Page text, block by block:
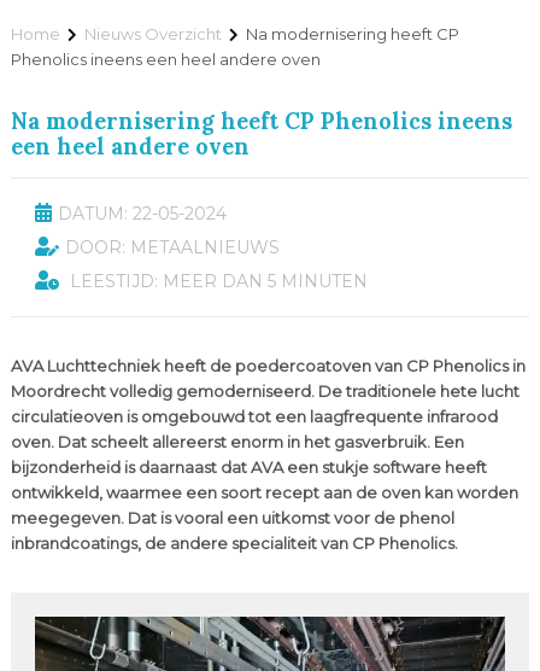
Home Nieuws Overzicht
Na modernisering heeft CP
Phenolics ineens een heel andere oven
Na modernisering heeft CP Phenolics ineens
een heel andere oven
DATUM: 22-05-2024
DOOR: METAALNIEUWS
LEESTIJD: MEER DAN 5 MINUTEN
AVA Luchttechniek heeft de poedercoatoven van CP Phenolics in
Moordrecht volledig gemoderniseerd. De traditionele hete lucht
circulatieoven is omgebouwd tot een laagfrequente infrarood
oven. Dat scheelt allereerst enorm in het gasverbruik. Een
bijzonderheid is daarnaast dat AVA een stukje software heeft
ontwikkeld, waarmee een soort recept aan de oven kan worden
meegegeven. Dat is vooral een uitkomst voor de phenol
inbrandcoatings, de andere specialiteit van CP Phenolics.